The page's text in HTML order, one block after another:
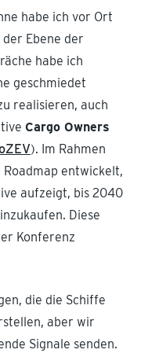
habe ich vor Ort
Ebene der
habe ich
geschmiedet
realisieren, auch
Cargo Owners
). Im Rahmen
entwickelt,
aufzeigt, bis 2040
Diese
Konferenz
die die Schiffe
aber wir
Signale senden.